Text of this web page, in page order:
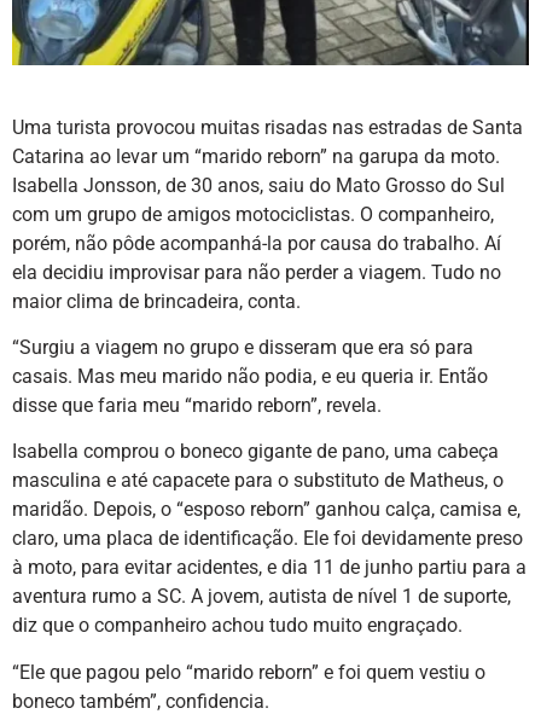
Uma turista provocou muitas risadas nas estradas de Santa
Catarina ao levar um “marido reborn” na garupa da moto.
Isabella Jonsson, de 30 anos, saiu do Mato Grosso do Sul
com um grupo de amigos motociclistas. O companheiro,
porém, não pôde acompanhá-la por causa do trabalho. Aí
ela decidiu improvisar para não perder a viagem. Tudo no
maior clima de brincadeira, conta.
“Surgiu a viagem no grupo e disseram que era só para
casais. Mas meu marido não podia, e eu queria ir. Então
disse que faria meu “marido reborn”, revela.
Isabella comprou o boneco gigante de pano, uma cabeça
masculina e até capacete para o substituto de Matheus, o
maridão. Depois, o “esposo reborn” ganhou calça, camisa e,
claro, uma placa de identificação. Ele foi devidamente preso
à moto, para evitar acidentes, e dia 11 de junho partiu para a
aventura rumo a SC. A jovem, autista de nível 1 de suporte,
diz que o companheiro achou tudo muito engraçado.
“Ele que pagou pelo “marido reborn” e foi quem vestiu o
boneco também”, confidencia.